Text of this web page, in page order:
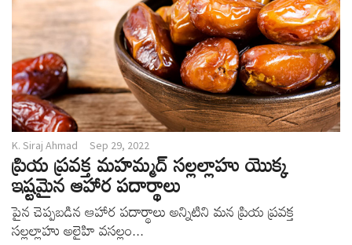
i
o
n
K. Siraj Ahmad Sep 29, 2022
ప్రియ ప్రవక్త మహమ్మద్ సల్లల్లాహు యొక్క
ఇష్టమైన ఆహార పదార్థాలు
పైన చెప్పబడిన ఆహార పదార్థాలు అన్నిటిని మన ప్రియ ప్రవక్త
సల్లల్లాహు అలైహి వసల్లం...